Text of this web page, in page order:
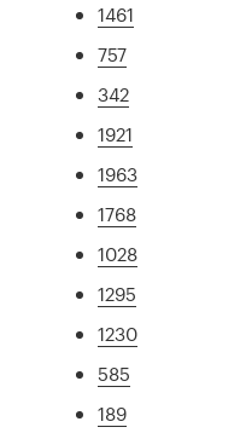
1461
757
342
1921
1963
1768
1028
1295
1230
585
189